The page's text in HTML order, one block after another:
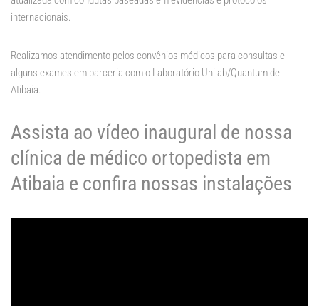
internacionais.
Realizamos atendimento pelos convênios médicos para consultas e
alguns exames em parceria com o Laboratório Unilab/Quantum de
Atibaia.
Assista ao vídeo inaugural de nossa
clínica de médico ortopedista em
Atibaia e confira nossas instalações